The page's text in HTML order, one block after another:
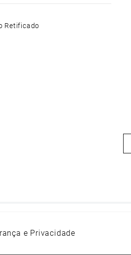
Retificado
e Privacidade